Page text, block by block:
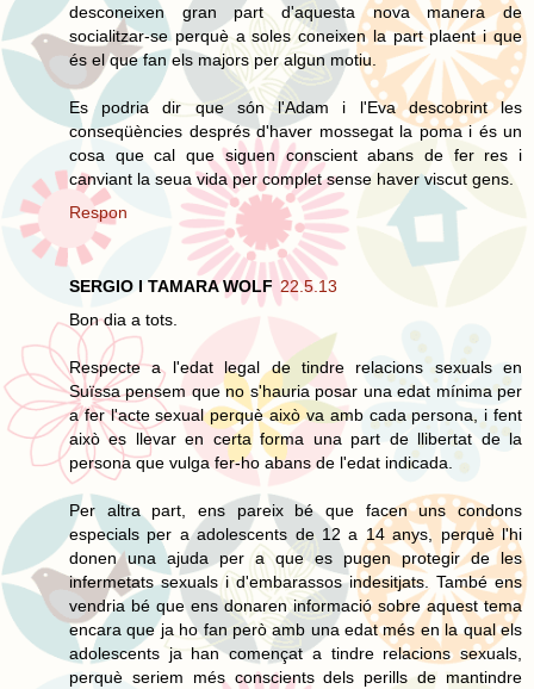
desconeixen gran part d'aquesta nova manera de
socialitzar-se perquè a soles coneixen la part plaent i que
és el que fan els majors per algun motiu.
Es podria dir que són l'Adam i l'Eva descobrint les
conseqüències després d'haver mossegat la poma i és un
cosa que cal que siguen conscient abans de fer res i
canviant la seua vida per complet sense haver viscut gens.
Respon
SERGIO I TAMARA WOLF 22.5.13
Bon dia a tots.
Respecte a l'edat legal de tindre relacions sexuals en
Suïssa pensem que no s'hauria posar una edat mínima per
a fer l'acte sexual perquè això va amb cada persona, i fent
això es llevar en certa forma una part de llibertat de la
persona que vulga fer-ho abans de l'edat indicada.
Per altra part, ens pareix bé que facen uns condons
especials per a adolescents de 12 a 14 anys, perquè l'hi
donen una ajuda per a que es pugen protegir de les
infermetats sexuals i d'embarassos indesitjats. També ens
vendria bé que ens donaren informació sobre aquest tema
encara que ja ho fan però amb una edat més en la qual els
adolescents ja han començat a tindre relacions sexuals,
perquè seriem més conscients dels perills de mantindre